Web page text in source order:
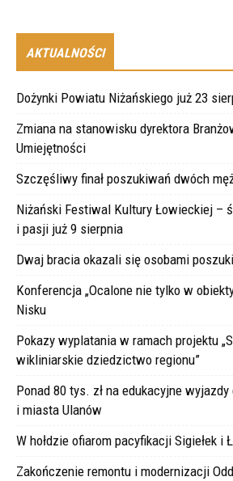
AKTUALNOŚCI
Dożynki Powiatu Niżańskiego już 23
Zmiana na stanowisku dyrektora
Umiejętności
Szczęśliwy finał poszukiwań dwóch
Niżański Festiwal Kultury Łowieckiej –
i pasji już 9 sierpnia
Dwaj bracia okazali się osobami
Konferencja „Ocalone nie tylko w
Nisku
Pokazy wyplatania w ramach projektu
wikliniarskie dziedzictwo regionu”
Ponad 80 tys. zł na edukacyjne
i miasta Ulanów
W hołdzie ofiarom pacyfikacji Sigiełek i
Zakończenie remontu i modernizacji